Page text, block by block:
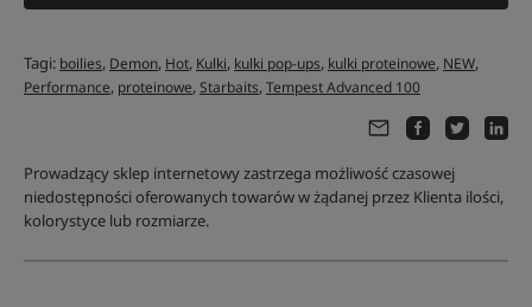
Tagi: boilies, Demon, Hot, Kulki, kulki pop-ups, kulki proteinowe, NEW,
Performance, proteinowe,Starbaits,Tempest Advanced 100
Prowadzący sklep internetowy zastrzega możliwość czasowej
niedostępności oferowanych towarów w żądanej przez Klienta ilości,
kolorystyce lub rozmiarze.